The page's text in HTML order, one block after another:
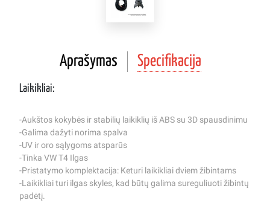
Aprašymas Specifikacija
Laikikliai:
-Aukštos kokybės ir stabilių laikiklių iš ABS su 3D spausdinimu
-Galima dažyti norima spalva
-UV ir oro sąlygoms atsparūs
-Tinka VW T4 Ilgas
-Pristatymo komplektacija: Keturi laikikliai dviem žibintams
-Laikikliai turi ilgas skyles, kad būtų galima sureguliuoti žibintų
padėtį.